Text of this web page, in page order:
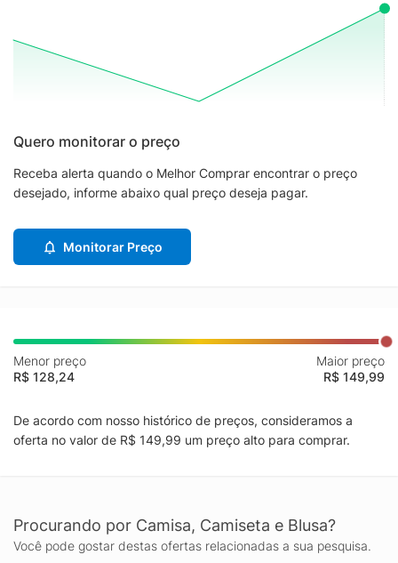
Quero monitorar o preço
Receba alerta quando o Melhor Comprar encontrar o preço
desejado, informe abaixo qual preço deseja pagar.
Monitorar Preço
Menor preço
R$ 128,24
Maior preço
R$ 149,99
De acordo com nosso histórico de preços, consideramos a
oferta no valor de R$ 149,99 um preço alto para comprar.
Procurando por Camisa, Camiseta e Blusa?
Você pode gostar destas ofertas relacionadas a sua pesquisa.